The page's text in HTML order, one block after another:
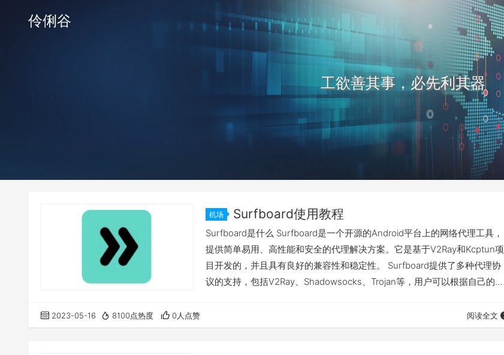
伶俐谷
工欲善其事，必先利其器
机场 Surfboard使用教程
Surfboard是什么 Surfboard是一个开源的Android平台上的网络代理工具，
提供简单易用、高性能和安全的代理解决方案。它是基于V2Ray和Kcptun项
目开发的，并且具有良好的兼容性和稳定性。 Surfboard提供了多种代理协
议的支持，包括V2Ray、Shadowsocks、Trojan等，用户可以根据自己的需
名解析等，可以帮助用户更好地管理和优化网络流量。 Surfboard还提供了
一些高级设置选项，如代理自动切换、代理规则自定义…
2023-05-16 8100点热度 0人点赞 阅读全文